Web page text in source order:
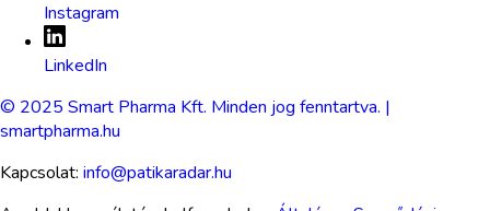
Instagram
LinkedIn
© 2025 Smart Pharma Kft. Minden jog fenntartva. |
smartpharma.hu
Kapcsolat: info@patikaradar.hu